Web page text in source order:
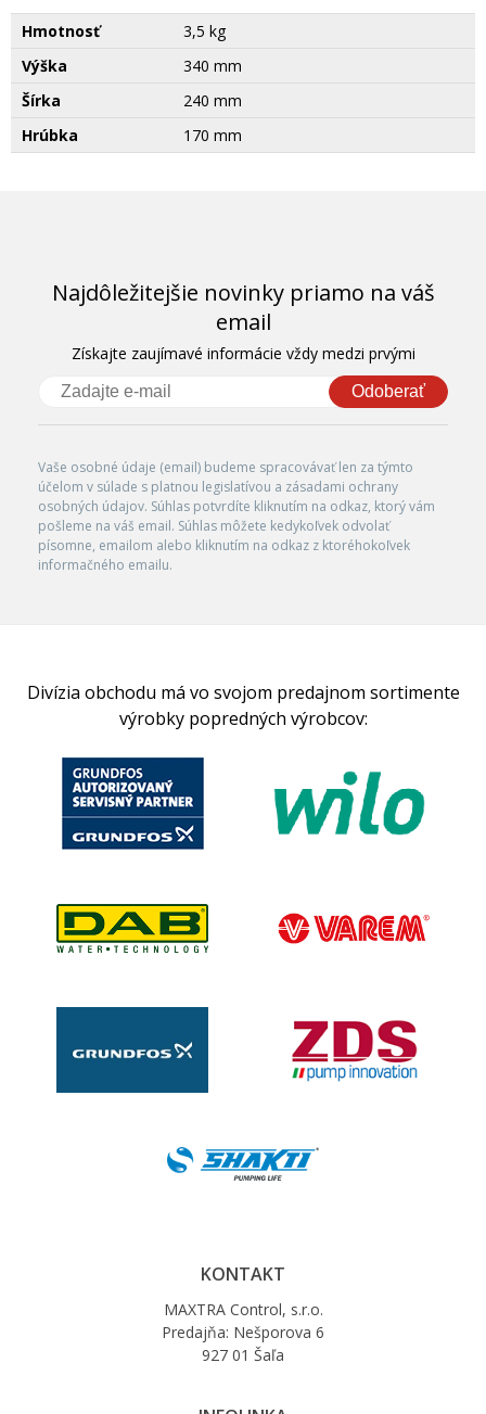
Hmotnosť
3,5 kg
Výška
340 mm
Šírka
240 mm
Hrúbka
170 mm
Najdôležitejšie novinky priamo na váš
email
Získajte zaujímavé informácie vždy medzi prvými
Odoberať
Vaše osobné údaje (email) budeme spracovávať len za týmto
účelom v súlade s platnou legislatívou a zásadami ochrany
osobných údajov. Súhlas potvrdíte kliknutím na odkaz, ktorý vám
pošleme na váš email. Súhlas môžete kedykoľvek odvolať
písomne, emailom alebo kliknutím na odkaz z ktoréhokoľvek
informačného emailu.
Divízia obchodu má vo svojom predajnom sortimente
výrobky popredných výrobcov:
KONTAKT
MAXTRA Control, s.r.o.
Predajňa: Nešporova 6
927 01 Šaľa